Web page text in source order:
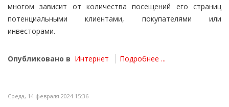
многом зависит от количества посещений его страниц
потенциальными клиентами, покупателями или
инвесторами.
Опубликовано в Интернет Подробнее ...
Среда, 14 февраля 2024 15:36